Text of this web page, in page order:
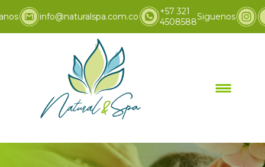
info@naturalspa.com.co
+57 321
4508588Siguenos